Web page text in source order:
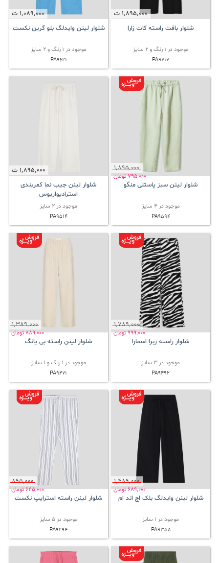
1٬895٬000 ت
شلوار بافت راسته کات زارا
موجود در 1 رنگ و 2 سایز
PA9717
1٬089٬000 ت
شلوار لینن وایدلگ بلو گرین نکست
موجود در 1 رنگ و 2 سایز
PA9621
1٬895٬000
795٬000تومان
شلوار لینن سبز پاستلی منگو
موجود در 4 سایز
PA9594
1٬895٬000 ت
شلوار لینن جیب نما کمربندی
استرادیواریوس
موجود در 2 سایز
PA9514
1٬789٬000
999٬000تومان
شلوار راسته زبرا اسمارا
موجود در 3 سایز
PA9492
1٬389٬000
889٬000تومان
شلوار لینن راسته بی یانگ
موجود در 1 رنگ و 1 سایز
PA9471
1٬489٬000
689٬000تومان
شلوار لینن وایدلگ بلک اچ اند ام
موجود در 1 سایز
PA9358
895٬000
645٬000تومان
شلوار لینن راسته استرایپ نکست
موجود در 5 سایز
PA9294